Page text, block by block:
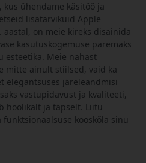
ühendame käsitöö ja
lisatarvikuid Apple
aastal, on meie kireks disainida
kasutuskogemuse paremaks
esteetika. Meie nahast
mitte ainult stiilsed, vaid ka
elegantsuses järeleandmisi
vastupidavust ja kvaliteeti,
hoolikalt ja täpselt. Liitu
kooskõla sinu